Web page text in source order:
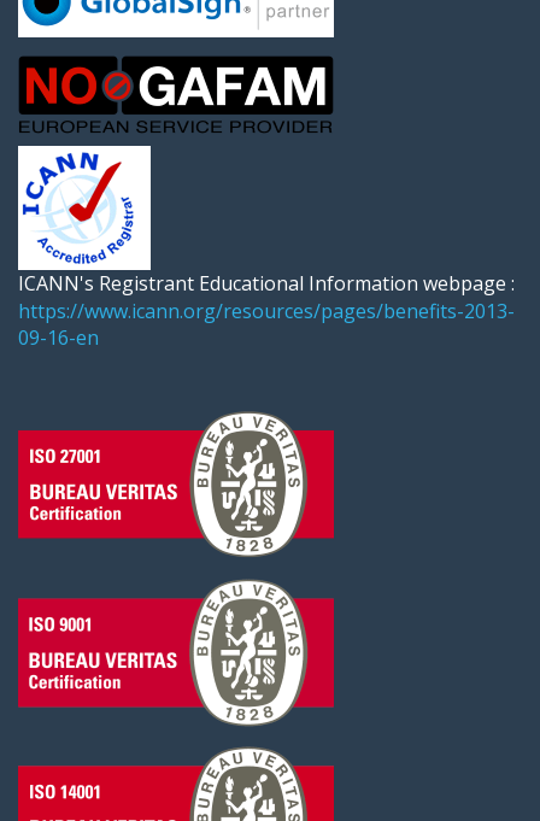
ICANN's Registrant Educational Information webpage :
https://www.icann.org/resources/pages/benefits-2013-
09-16-en